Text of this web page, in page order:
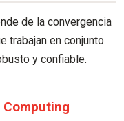
de la convergencia
trabajan en conjunto
y confiable.